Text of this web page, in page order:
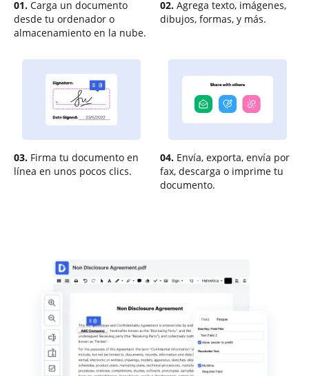
01. Carga un documento
desde tu ordenador o
almacenamiento en la nube.
02. Agrega texto, imágenes,
dibujos, formas, y más.
03. Firma tu documento en
línea en unos pocos clics.
04. Envía, exporta, envía por
fax, descarga o imprime tu
documento.